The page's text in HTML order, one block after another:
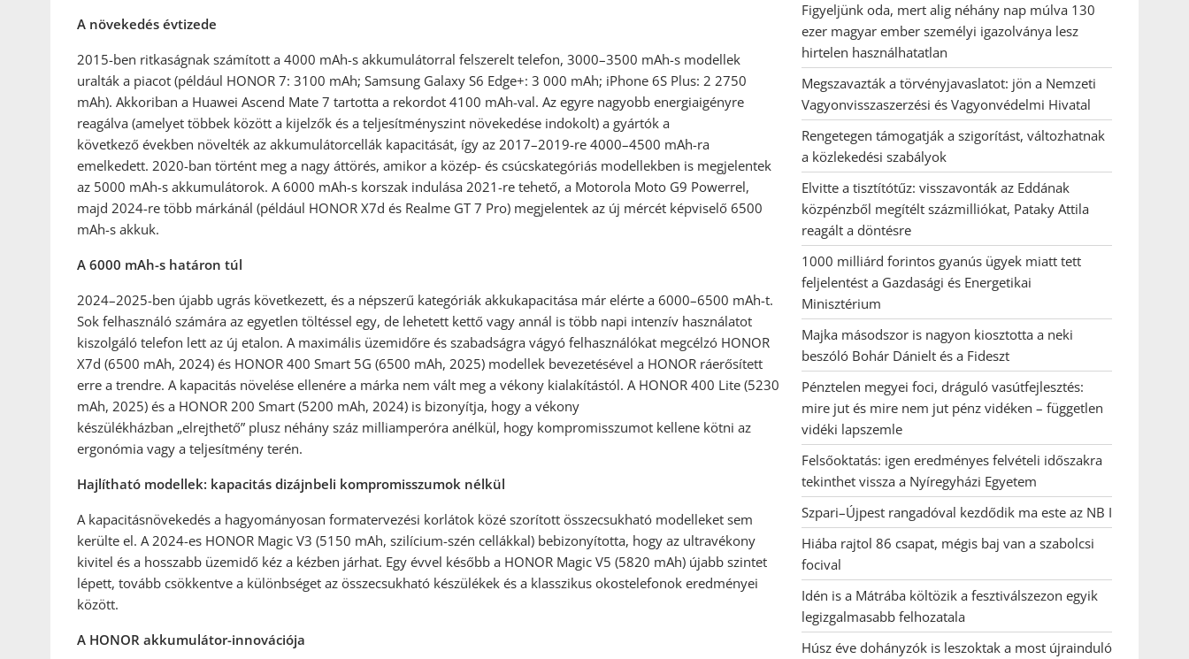
A növekedés évtizede
2015-ben ritkaságnak számított a 4000 mAh-s akkumulátorral felszerelt telefon, 3000–3500 mAh-s modellek
uralták a piacot (például HONOR 7: 3100 mAh; Samsung Galaxy S6 Edge+: 3 000 mAh; iPhone 6S Plus: 2 2750
mAh). Akkoriban a Huawei Ascend Mate 7 tartotta a rekordot 4100 mAh-val. Az egyre nagyobb energiaigényre
reagálva (amelyet többek között a kijelzők és a teljesítményszint növekedése indokolt) a gyártók a
következő években növelték az akkumulátorcellák kapacitását, így az 2017–2019-re 4000–4500 mAh-ra
emelkedett. 2020-ban történt meg a nagy áttörés, amikor a közép- és csúcskategóriás modellekben is megjelentek
az 5000 mAh-s akkumulátorok. A 6000 mAh-s korszak indulása 2021-re tehető, a Motorola Moto G9 Powerrel,
majd 2024-re több márkánál (például HONOR X7d és Realme GT 7 Pro) megjelentek az új mércét képviselő 6500
mAh-s akkuk.
A 6000 mAh-s határon túl
2024–2025-ben újabb ugrás következett, és a népszerű kategóriák akkukapacitása már elérte a 6000–6500 mAh-t.
Sok felhasználó számára az egyetlen töltéssel egy, de lehetett kettő vagy annál is több napi intenzív használatot
kiszolgáló telefon lett az új etalon. A maximális üzemidőre és szabadságra vágyó felhasználókat megcélzó HONOR
X7d (6500 mAh, 2024) és HONOR 400 Smart 5G (6500 mAh, 2025) modellek bevezetésével a HONOR ráerősített
erre a trendre. A kapacitás növelése ellenére a márka nem vált meg a vékony kialakítástól. A HONOR 400 Lite (5230
mAh, 2025) és a HONOR 200 Smart (5200 mAh, 2024) is bizonyítja, hogy a vékony
készülékházban „elrejthető” plusz néhány száz milliamperóra anélkül, hogy kompromisszumot kellene kötni az
ergonómia vagy a teljesítmény terén.
Hajlítható modellek: kapacitás dizájnbeli kompromisszumok nélkül
A kapacitásnövekedés a hagyományosan formatervezési korlátok közé szorított összecsukható modelleket sem
kerülte el. A 2024-es HONOR Magic V3 (5150 mAh, szilícium-szén cellákkal) bebizonyította, hogy az ultravékony
kivitel és a hosszabb üzemidő kéz a kézben járhat. Egy évvel később a HONOR Magic V5 (5820 mAh) újabb szintet
lépett, tovább csökkentve a különbséget az összecsukható készülékek és a klasszikus okostelefonok eredményei
között.
A HONOR akkumulátor-innovációja
Figyeljünk oda, mert alig néhány nap múlva 130
ezer magyar ember személyi igazolványa lesz
hirtelen használhatatlan
Megszavazták a törvényjavaslatot: jön a Nemzeti
Vagyonvisszaszerzési és Vagyonvédelmi Hivatal
Rengetegen támogatják a szigorítást, változhatnak
a közlekedési szabályok
Elvitte a tisztítótűz: visszavonták az Eddának
közpénzből megítélt százmilliókat, Pataky Attila
reagált a döntésre
1000 milliárd forintos gyanús ügyek miatt tett
feljelentést a Gazdasági és Energetikai
Minisztérium
Majka másodszor is nagyon kiosztotta a neki
beszóló Bohár Dánielt és a Fideszt
Pénztelen megyei foci, dráguló vasútfejlesztés:
mire jut és mire nem jut pénz vidéken – független
vidéki lapszemle
Felsőoktatás: igen eredményes felvételi időszakra
tekinthet vissza a Nyíregyházi Egyetem
Szpari–Újpest rangadóval kezdődik ma este az NB I
Hiába rajtol 86 csapat, mégis baj van a szabolcsi
focival
Idén is a Mátrába költözik a fesztiválszezon egyik
legizgalmasabb felhozatala
Húsz éve dohányzók is leszoktak a most újrainduló